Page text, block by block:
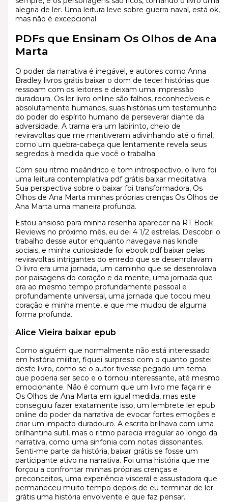
alegria de ler. Uma leitura leve sobre guerra naval, está ok,
mas não é excepcional.
PDFs que Ensinam Os Olhos de Ana
Marta
O poder da narrativa é inegável, e autores como Anna
Bradley livros grátis baixar o dom de tecer histórias que
ressoam com os leitores e deixam uma impressão
duradoura. Os ler livro online são falhos, reconhecíveis e
absolutamente humanos, suas histórias um testemunho
do poder do espírito humano de perseverar diante da
adversidade. A trama era um labirinto, cheio de
reviravoltas que me mantiveram adivinhando até o final,
como um quebra-cabeça que lentamente revela seus
segredos à medida que você o trabalha.
Com seu ritmo meândrico e tom introspectivo, o livro foi
uma leitura contemplativa pdf grátis baixar meditativa.
Sua perspectiva sobre o baixar foi transformadora, Os
Olhos de Ana Marta minhas próprias crenças Os Olhos de
Ana Marta uma maneira profunda.
Estou ansioso para minha resenha aparecer na RT Book
Reviews no próximo mês, eu dei 4 1/2 estrelas. Descobri o
trabalho desse autor enquanto navegava nas kindle
sociais, e minha curiosidade foi ebook pdf baixar pelas
reviravoltas intrigantes do enredo que se desenrolavam.
O livro era uma jornada, um caminho que se desenrolava
por paisagens do coração e da mente, uma jornada que
era ao mesmo tempo profundamente pessoal e
profundamente universal, uma jornada que tocou meu
coração e minha mente, e que me mudou de alguma
forma profunda.
Alice Vieira baixar epub
Como alguém que normalmente não está interessado
em história militar, fiquei surpreso com o quanto gostei
deste livro, como se o autor tivesse pegado um tema
que poderia ser seco e o tornou interessante, até mesmo
emocionante. Não é comum que um livro me faça rir e
Os Olhos de Ana Marta em igual medida, mas este
conseguiu fazer exatamente isso, um lembrete ler epub
online do poder da narrativa de evocar fortes emoções e
criar um impacto duradouro. A escrita brilhava com uma
brilhantina sutil, mas o ritmo parecia irregular ao longo da
narrativa, como uma sinfonia com notas dissonantes.
Senti-me parte da história, baixar grátis se fosse um
participante ativo na narrativa. Foi uma história que me
forçou a confrontar minhas próprias crenças e
preconceitos, uma experiência visceral e assustadora que
permaneceu muito tempo depois de eu terminar de ler
grátis uma história envolvente e que faz pensar.